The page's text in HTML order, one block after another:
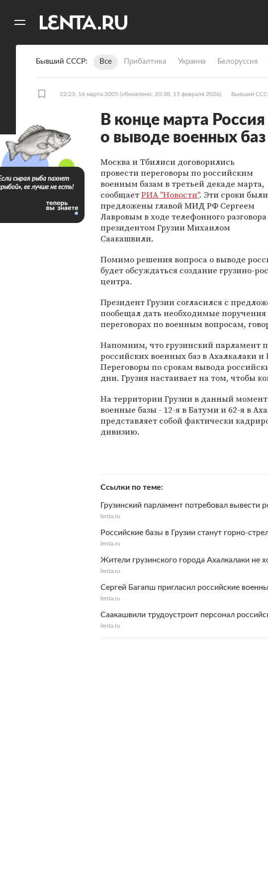
Бывший СССР Все Прибалтика Украина Белоруссия
22:23, 16 марта 2005 (обновлено: 20:38, 15 февраля 2026) Бывший
В конце марта
о выводе военных баз
Москва и Тбилиси договорились
провести переговоры по российским
военным базам в третьей декаде марта,
сообщаетРИА "Новости". Эти сроки были
предложены главой МИД РФ Сергеем
Лавровым в ходе телефонного разговора
президентом Грузии Михаилом
Саакашвили.
Помимо решения вопроса о выводе
будет обсуждаться создание грузино-
центра.
Президент Грузии согласился с
пообещал дать необходимые
переговорах по военным вопросам,
Напомним, что грузинский парламент
российских военных баз в Ахалкалаки и
Переговоры по срокам вывода
дни. Грузия настаивает на том, чтобы
На территории Грузии в данный
военные базы - 12-я в Батуми и 62-я в
представляет собой фактически
дивизию.
Ссылки по теме
Грузинский парламент потребовал вывести
lenta.ru
Российские базы в Грузии станут горно-
lenta.ru
Жители грузинского города Ахалкалаки не
lenta.ru
Сергей Багапш пригласил российские
lenta.ru
Саакашвили трудоустроит персонал
lenta.ru
сырая рыба пахнет
ее лучше не есть!